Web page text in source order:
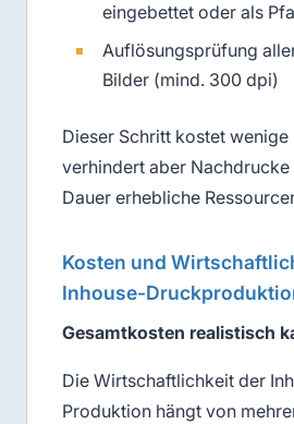
eingebettet oder als
Auflösungsprüfung
Bilder (mind. 300 dpi)
Dieser Schritt kostet wenige
verhindert aber
Dauer erhebliche
Kosten und
Inhouse-
Gesamtkosten realistisch
Die Wirtschaftlichkeit der
Produktion hängt von